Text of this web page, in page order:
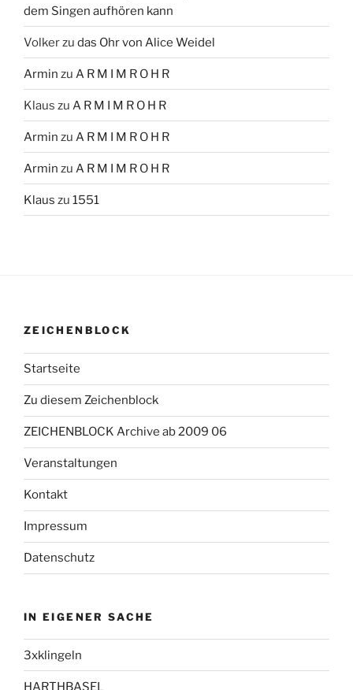
dem Singen aufhören kann
Volkerzu das Ohr von Alice Weidel
Armin zu A R M I M R O H R
Klaus zu A R M I M R O H R
Armin zu A R M I M R O H R
Armin zu A R M I M R O H R
Klaus zu 1551
ZEICHENBLOCK
Startseite
Zu diesem Zeichenblock
ZEICHENBLOCK Archive ab 2009 06
Veranstaltungen
Kontakt
Impressum
Datenschutz
IN EIGENER SACHE
3xklingeln
HARTHBASEL